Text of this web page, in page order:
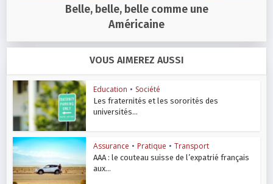
Belle, belle, belle comme une
Américaine
VOUS AIMEREZ AUSSI
Education • Société
Les fraternités et les sororités des
universités...
Assurance • Pratique • Transport
AAA : le couteau suisse de l’expatrié français
aux...